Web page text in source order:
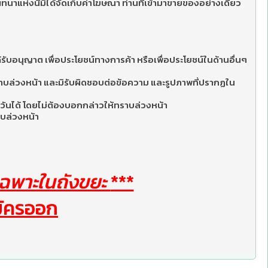
บอนุญาต เพื่อประโยชน์ทางการค้า หรือเพื่อประโยชน์ในด้านอื่นๆ
ล่วงหน้า และมิรับผิดชอบต่อข้อความ และรูปภาพที่ปรากฏใน
วันได้ โดยไม่ต้องบอกกล่าวให้ทราบล่วงหน้า
ล่วงหน้า
พาะในถังขยะ***
รออก